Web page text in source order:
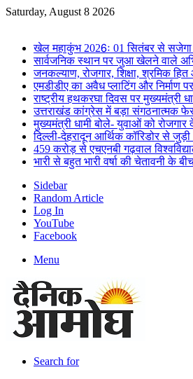
Saturday, August 8 2026
खेल महाकुंभ 2026ः 01 सितंबर से सजेगा
सार्वजनिक स्थान पर जुआ खेलने वाले
जनकल्याण, रोजगार, शिक्षा, श्रमिक
एमडीडीए का अवैध प्लाटिंग और निर्माण
राष्ट्रीय हथकरघा दिवस पर मुख्यमंत्री
उत्तराखंड कांग्रेस में बड़ा संगठनात्मक
मुख्यमंत्री धामी बोले- युवाओं को रोजगार
दिल्ली-देहरादून आर्थिक कॉरिडोर से जुड़ी
459 करोड़ से एचएनबी गढ़वाल
भारी से बहुत भारी वर्षा की चेतावनी के
Sidebar
Random Article
Log In
YouTube
Facebook
Menu
Search for